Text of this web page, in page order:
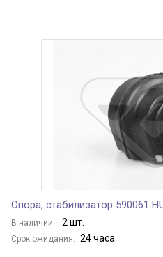
Опора, стабилизатор 590061
В наличии: 2 шт.
Срок ожидания: 24 часа